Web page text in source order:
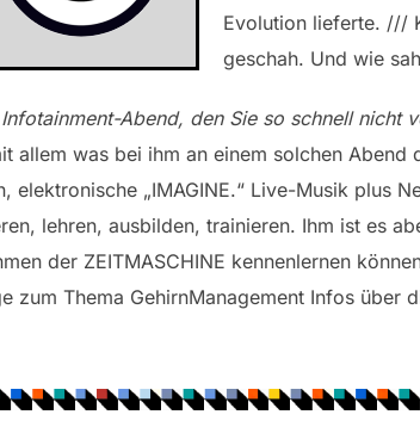
Evolution lieferte. ///
geschah. Und wie
Abend, den Sie so schnell nicht
allem was bei ihm an einem solchen Abend
elektronische „IMAGINE.“ Live-Musik plus
lehren, ausbilden, trainieren. Ihm ist es
der ZEITMASCHINE kennenlernen
zum Thema GehirnManagement Infos über